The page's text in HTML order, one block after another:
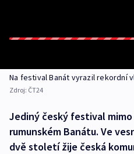
Na festival Banát vyrazil rekordní
Zdroj: ČT24
Jediný český festival mimo
rumunském Banátu. Ve
dvě století žije česká